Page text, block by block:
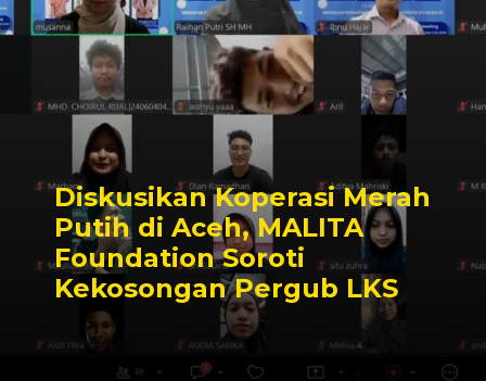
Diskusikan Koperasi Merah
Putih di Aceh, MALITA
Foundation Soroti
Kekosongan Pergub LKS